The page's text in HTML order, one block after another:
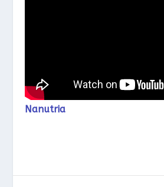
Nanutria